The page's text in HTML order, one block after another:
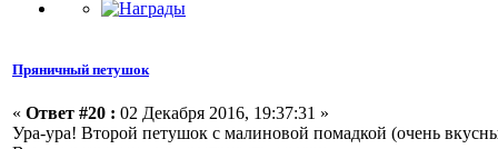
Пряничный петушок
« Ответ #20 : 02 Декабря 2016, 19:37:31 »
Ура-ура! Второй петушок с малиновой помадкой (очень